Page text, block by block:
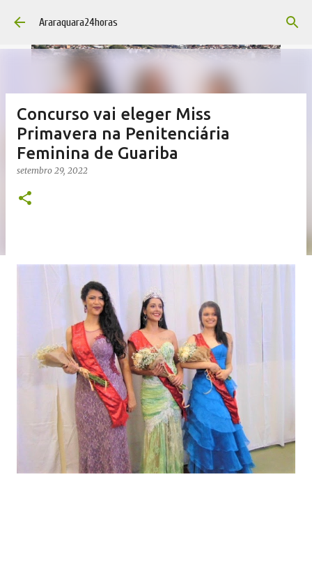
Pular para o conteúdo principal
Araraquara24horas
Concurso vai eleger Miss
Primavera na Penitenciária
Feminina de Guariba
setembro 29, 2022